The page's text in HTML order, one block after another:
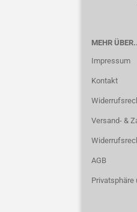
MEHR
Impressum
Kontakt
Versand- &
AGB
Privatsphäre